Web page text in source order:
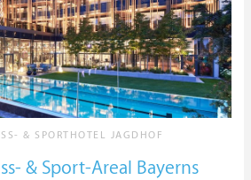
& SPORTHOTEL JAGDHOF
& Sport-Areal Bayerns